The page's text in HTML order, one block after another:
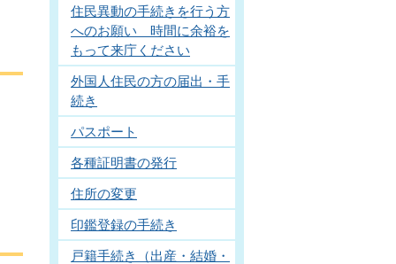
住民異動の手続きを行う方
へのお願い 時間に余裕を
もって来庁ください
外国人住民の方の届出・手
続き
パスポート
各種証明書の発行
住所の変更
印鑑登録の手続き
戸籍手続き（出産・結婚・